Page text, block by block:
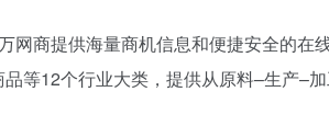
商提供海量商机信息和便捷安全的
等12个行业大类，提供从原料–生产–